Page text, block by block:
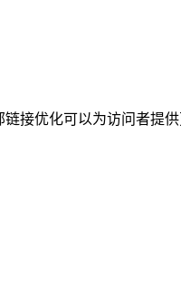
接优化可以为访问者提